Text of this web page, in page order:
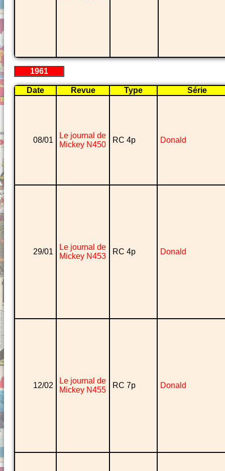
1961
Date Revue Type Série
08/01
Le journal de
Mickey N450
RC 4p Donald
29/01
Le journal de
Mickey N453
RC 4p Donald
12/02
Le journal de
Mickey N455
RC 7p Donald